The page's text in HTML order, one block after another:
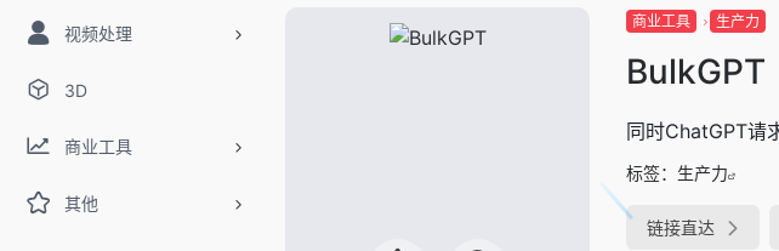
视频处理
3D
商业工具
其他
商业工具 生产力
BulkGPT
同时ChatGPT请
标签： 生产力
链接直达